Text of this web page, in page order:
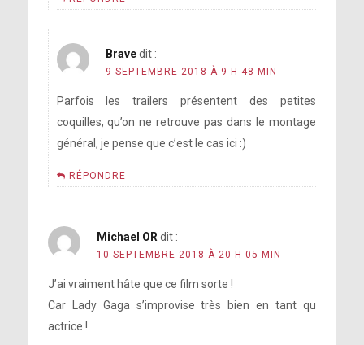
Brave dit :
9 SEPTEMBRE 2018 À 9 H 48 MIN
Parfois les trailers présentent des petites
coquilles, qu’on ne retrouve pas dans le montage
général, je pense que c’est le cas ici :)
RÉPONDRE
Michael OR dit :
10 SEPTEMBRE 2018 À 20 H 05 MIN
J’ai vraiment hâte que ce film sorte !
Car Lady Gaga s’improvise très bien en tant qu
actrice !